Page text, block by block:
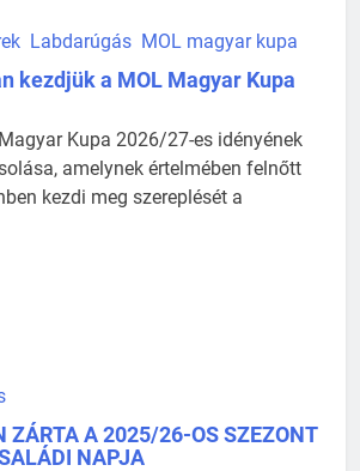
Labdarúgás MOL magyar kupa
kezdjük a MOL Magyar Kupa
Kupa 2026/27-es idényének
amelynek értelmében felnőtt
kezdi meg szereplését a
ZÁRTA A 2025/26-OS SZEZONT
NAPJA